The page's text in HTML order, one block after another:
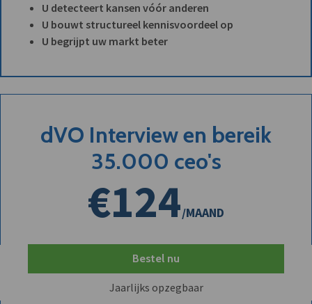
U detecteert kansen vóór anderen
U bouwt structureel kennisvoordeel op
U begrijpt uw markt beter
dVO Interview en bereik
35.000 ceo's
€124/MAAND
Bestel nu
Jaarlijks opzegbaar